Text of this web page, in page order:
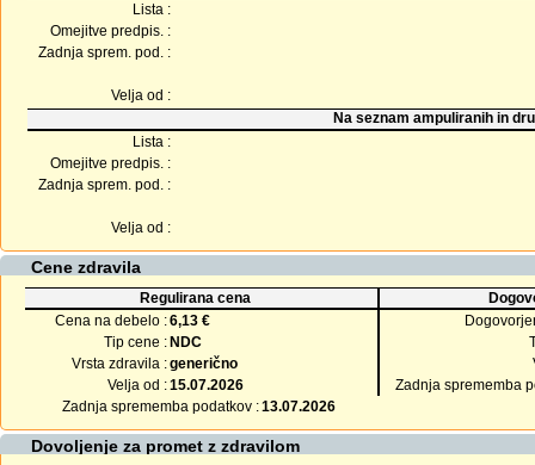
Lista :
Omejitve predpis. :
Zadnja sprem. pod. :
Velja od :
Na seznam ampuliranih in
Lista :
Omejitve predpis. :
Zadnja sprem. pod. :
Velja od :
Cene zdravila
Regulirana cena
Cena na debelo :6,13 €
Tip cene : NDC
Vrsta zdravila :generično
Velja od :15.07.2026
Zadnja sprememba
Zadnja sprememba podatkov :13.07.2026
Dovoljenje za promet z zdravilom